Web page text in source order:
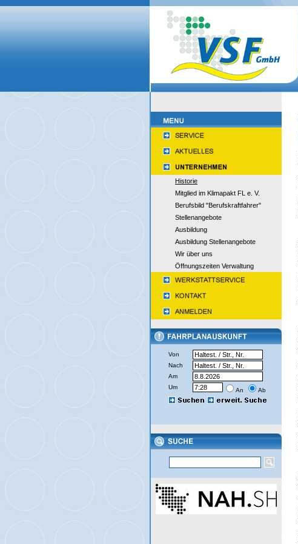
Historie
Mitglied im Klimapakt FL e. V.
Berufsbild "Berufskraftfahrer"
Stellenangebote
Ausbildung
Ausbildung Stellenangebote
Wir über uns
Öffnungszeiten Verwaltung
Von
Nach
Am
Um
An Ab